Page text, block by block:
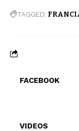
TAGGED:
FACEBOOK
VIDEOS